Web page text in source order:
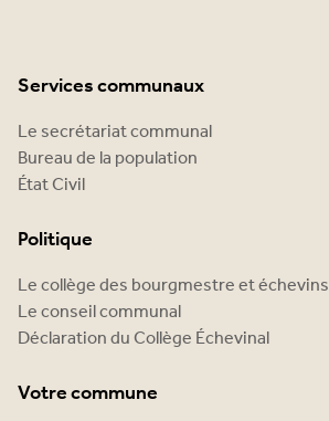
Services communaux
Le secrétariat communal
Bureau de la population
État Civil
Politique
Le collège des bourgmestre et échevins
Le conseil communal
Déclaration du Collège Échevinal
Votre commune